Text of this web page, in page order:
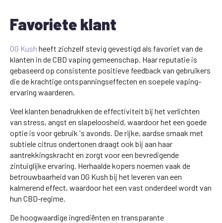
Favoriete klant
OG Kush heeft zichzelf stevig gevestigd als favoriet van de
klanten in de CBD vaping gemeenschap. Haar reputatie is
gebaseerd op consistente positieve feedback van gebruikers
die de krachtige ontspanningseffecten en soepele vaping-
ervaring waarderen.
Veel klanten benadrukken de effectiviteit bij het verlichten
van stress, angst en slapeloosheid, waardoor het een goede
optie is voor gebruik 's avonds. De rijke, aardse smaak met
subtiele citrus ondertonen draagt ook bij aan haar
aantrekkingskracht en zorgt voor een bevredigende
zintuiglijke ervaring. Herhaalde kopers noemen vaak de
betrouwbaarheid van OG Kush bij het leveren van een
kalmerend effect, waardoor het een vast onderdeel wordt van
hun CBD-regime.
De hoogwaardige ingrediënten en transparante